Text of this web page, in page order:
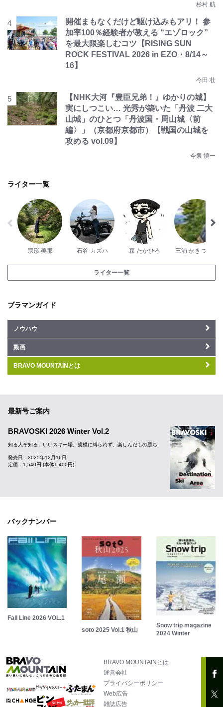
杉村 航
開催まもなくだけど駆け込みもアリ！ 参
加率100％経験者が教える “エゾロック”
を最大限楽しむコツ【RISING SUN
ROCK FESTIVAL 2026 in EZO・8/14～
16】
今田 壮
【NHK大河『豊臣兄弟！』ゆかりの城】
実にしつこい… 光秀が築いた「丹波 二大
山城」のひとつ「丹波国・周山城〈前
編〉」（京都府京都市）【戦国の山城を
攻める vol.09】
今泉 慎一
ライター一覧
宗形 美那 石谷 カズハ 森 たかひろ 三浦 かきつばた
ライター一覧
ブラマンガイド
ノウハウ
動画
BRAVO MOUNTAINとは
最新号ご案内
BRAVOSKI 2026 Winter Vol.2
知る人ぞ知る、いいスキー場。規模に縛られず、楽しんだもの勝ち
発売日：2025年12月16日
定価：1,540円 (本体1,400円)
バックナンバー
Fall Line 2026 VOL.1
soto 2025 Vol.1 秋山
Snow trip magazine
2024 Winter
BRAVO MOUNTAINとは
運営会社
プライバシーポリシー
Web広告
雑誌広告